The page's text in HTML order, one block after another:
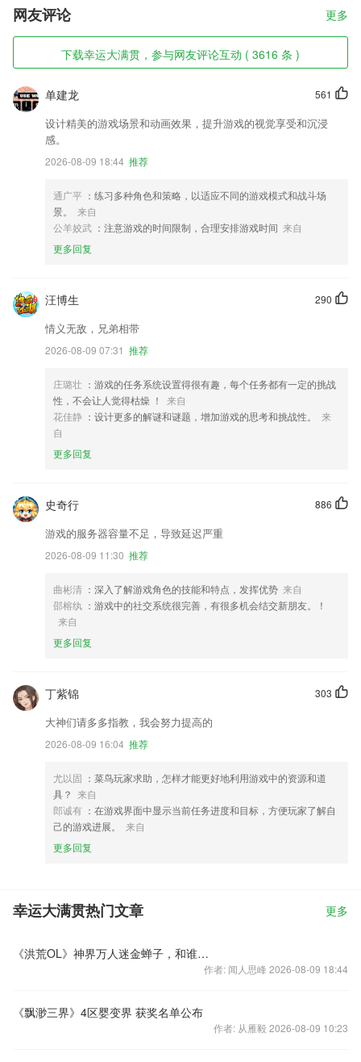
网友评论 更多
下载幸运大满贯，参与网友评论互动 ( 3616 条 )
561
单建龙
设计精美的游戏场景和动画效果，提升游戏的视觉享受和沉浸
感。
2026-08-09 18:44 推荐
通广平 ：练习多种角色和策略，以适应不同的游戏模式和战斗场
景。
来自
公羊姣武 ：注意游戏的时间限制，合理安排游戏时间 来自
更多回复
290
汪博生
情义无敌，兄弟相带
2026-08-09 07:31 推荐
庄璐壮 ：游戏的任务系统设置得很有趣，每个任务都有一定的挑战
性，不会让人觉得枯燥 ！
来自
花佳静 ：设计更多的解谜和谜题，增加游戏的思考和挑战性。
来
自
更多回复
886
史奇行
游戏的服务器容量不足，导致延迟严重
2026-08-09 11:30 推荐
曲彬清 ：深入了解游戏角色的技能和特点，发挥优势 来自
邵榕纨 ：游戏中的社交系统很完善，有很多机会结交新朋友。！
来自
更多回复
303
丁紫锦
大神们请多多指教，我会努力提高的
2026-08-09 16:04 推荐
尤以固 ：菜鸟玩家求助，怎样才能更好地利用游戏中的资源和道
具？ 来自
郎诚有 ：在游戏界面中显示当前任务进度和目标，方便玩家了解自
己的游戏进展。
来自
更多回复
幸运大满贯热门文章 更多
《洪荒OL》神界万人迷金蝉子，和谁在一起最配？
作者: 闻人思峰 2026-08-09 18:44
《飘渺三界》4区婴变界 获奖名单公布
作者: 从雁毅 2026-08-09 10:23